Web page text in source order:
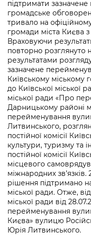
підтримати
громадське
тривало на
громади міста Києва
Враховуючи
повторно розглянуто
результатами
зазначене
Київському міському
до Київської міської
міської ради «Про
Дарницькому районі
перейменування
Литвинського,
постійної комісії
культури, туризму та
постійної комісії
місцевого
міжнародних
рішення підтримано
міської ради. Отже,
міської ради від
перейменування
Києва» вулицю
Юрія Литвинського.